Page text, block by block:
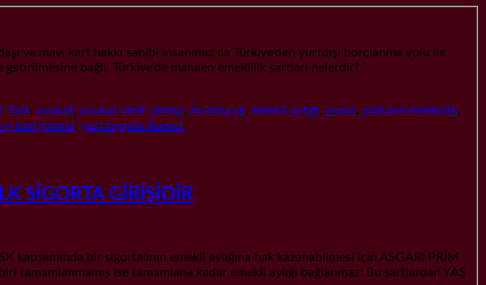
ve mavi kart hakkı sahibi insanımız da Türkiye’den yurtdışı borçlanma yolu ile
bağlı. Türkiye’de malulen emeklilik şartları nelerdir?
Türk, avukat, avukat serif yilmaz, Avusturya, emekli aylığı, malul , malulen emeklilik,
borçlanma, yurtdışında ikamet
SİGORTA GİRİŞİDİR
kapsamında bir sigortalının emekli aylığına hak kazanabilmesi için ASGARİ PRİM
tamamlanmamış ise tamamlana kadar emekli aylığı bağlanmaz. Bu şartlardan YAŞ